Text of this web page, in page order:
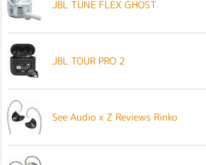
JBL TUNE FLEX GHOST
JBL TOUR PRO 2
See Audio x Z Reviews Rinko